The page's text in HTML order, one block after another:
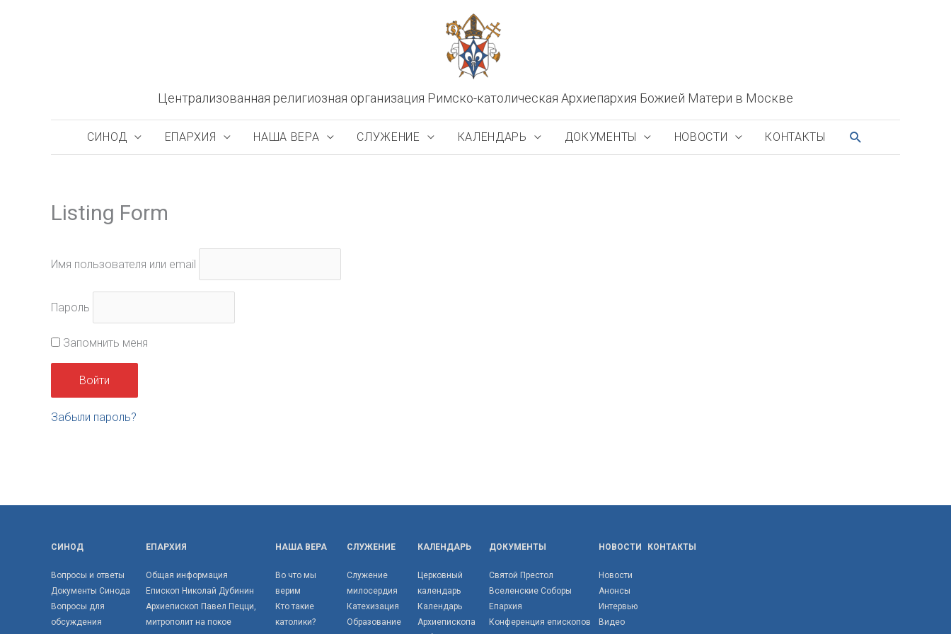
Централизованная религиозная организация Римско-католическая Архиепархия Божией Матери в Москве
СИНОД ЕПАРХИЯ НАША ВЕРА СЛУЖЕНИЕ КАЛЕНДАРЬ ДОКУМЕНТЫ НОВОСТИ КОНТАКТЫ ПОИСК
Listing Form
Имя пользователя или email
Пароль
Запомнить меня
Забыли пароль?
СИНОД
Вопросы и ответы
Документы Синода
Вопросы для
обсуждения
ЕПАРХИЯ
Общая информация
Епископ Николай Дубинин
Архиепископ Павел Пецци,
митрополит на покое
НАША ВЕРА
Во что мы
верим
Кто такие
католики?
СЛУЖЕНИЕ
Служение
милосердия
Катехизация
Образование
КАЛЕНДАРЬ
Церковный
календарь
Календарь
Архиепископа
ДОКУМЕНТЫ
Святой Престол
Вселенские Соборы
Епархия
Конференция епископов
НОВОСТИ
Новости
Анонсы
Интервью
Видео
КОНТАКТЫ